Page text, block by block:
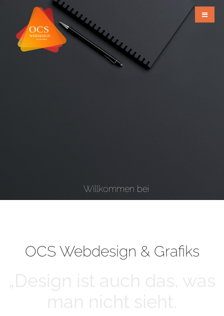
Willkommen bei
OCS Webdesign & Grafiks